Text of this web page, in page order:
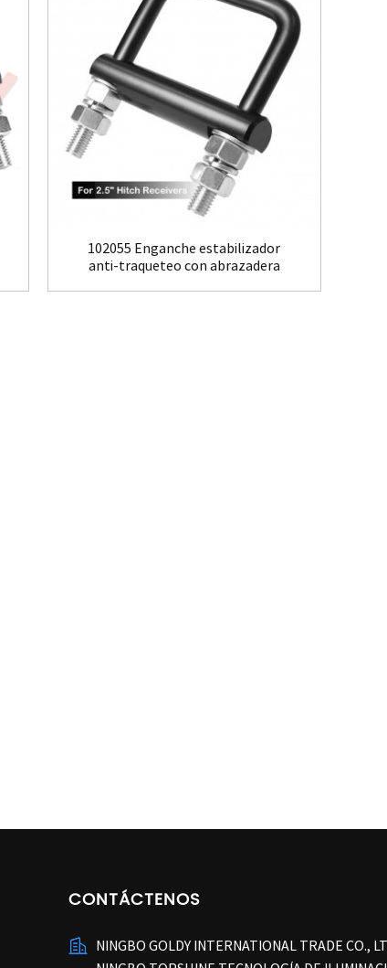
102055 Enganche estabilizador
anti-traqueteo con abrazadera
CONTÁCTENOS
NINGBO GOLDY INTERNATIONAL TRADE CO.,